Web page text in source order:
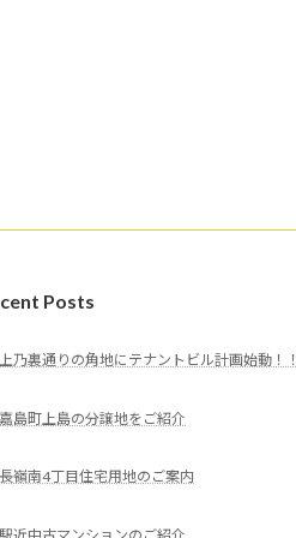
Posts
上乃裏通りの角地にテナントビル計画始動！！
嘉島町上島の分譲地をご紹介
長嶺南4丁目住宅用地のご案内